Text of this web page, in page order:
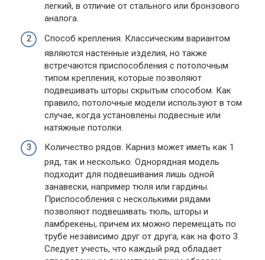
легкий, в отличие от стального или бронзового
аналога.
Способ крепления. Классическим вариантом
являются настенные изделия, но также
встречаются приспособления с потолочным
типом крепления, которые позволяют
подвешивать шторы скрытым способом. Как
правило, потолочные модели используют в том
случае, когда установлены подвесные или
натяжные потолки.
Количество рядов. Карниз может иметь как 1
ряд, так и несколько. Однорядная модель
подходит для подвешивания лишь одной
занавески, например тюля или гардины.
Приспособления с несколькими рядами
позволяют подвешивать тюль, шторы и
ламбрекены, причем их можно перемещать по
трубе независимо друг от друга, как на фото 3.
Следует учесть, что каждый ряд обладает